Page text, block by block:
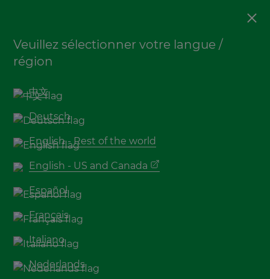
Veuillez sélectionner votre langue /
région
中文
Deutsch
English - Rest of the world
English - US and Canada
Español
Français
Italiano
Nederlands
Terrasse en bambou:
pourquoi MOSO est-il
leader dans ce domaine?
qualité des lames de terrasse Bamboo X-treme